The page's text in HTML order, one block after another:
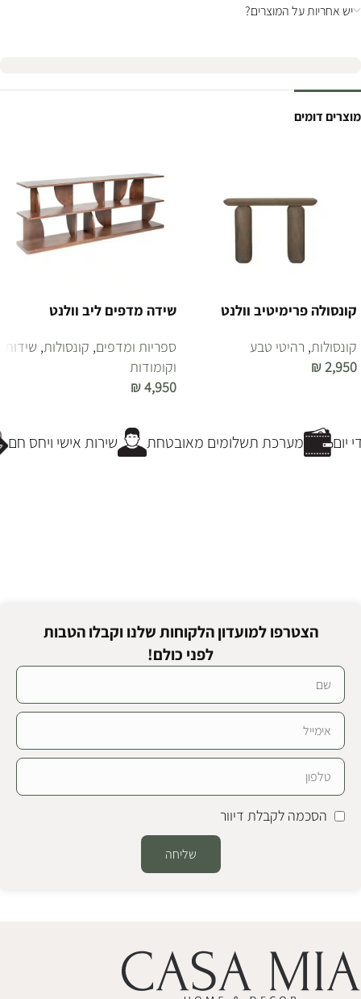
יש אחריות על המוצרים?
מוצרים דומים
קונסולה פרימיטיב וולנט
קונסולות, רהיטי טבע
₪2,950
שידה מדפים ליב וולנט
ספריות ומדפים, קונסולות, שידות
וקומודות
₪4,950
שירות אישי ויחס חם מערכת תשלומים מאובטחת
הצטרפו למועדון הלקוחות שלנו וקבלו הטבות
לפני כולם!
הסכמה לקבלת דיוור
שליחה